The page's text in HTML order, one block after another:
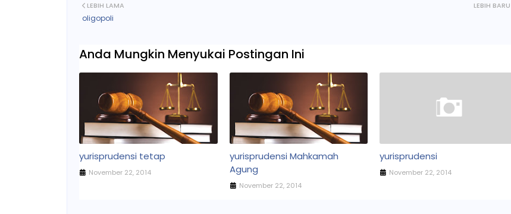
LEBIH BARU
LEBIH LAMA
oligopoli
Anda Mungkin Menyukai Postingan Ini
yurisprudensi tetap
November 22, 2014
yurisprudensi Mahkamah
Agung
November 22, 2014
yurisprudensi
November 22, 2014